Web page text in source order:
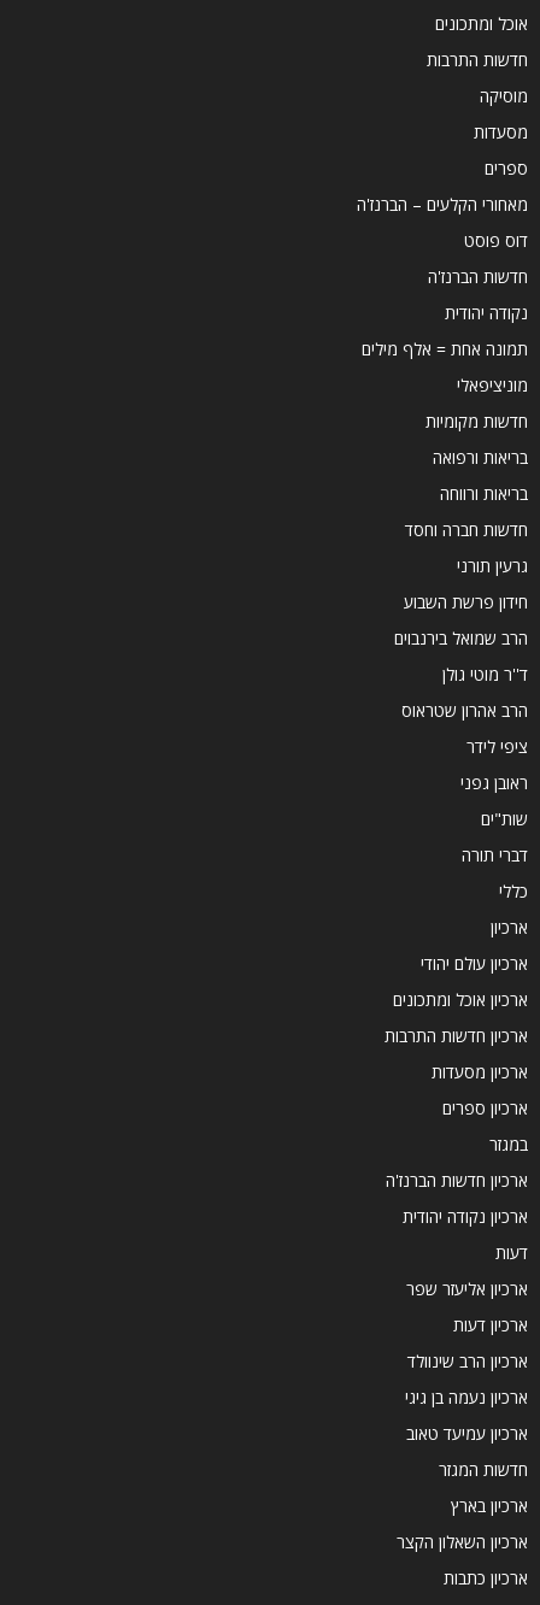
אוכל ומתכונים
חדשות התרבות
מוסיקה
מסעדות
ספרים
מאחורי הקלעים – הברנז'ה
דוס פוסט
חדשות הברנז'ה
נקודה יהודית
תמונה אחת = אלף מילים
מוניציפאלי
חדשות מקומיות
בריאות ורפואה
בריאות ורווחה
חדשות חברה וחסד
גרעין תורני
חידון פרשת השבוע
הרב שמואל בירנבוים
ד''ר מוטי גולן
הרב אהרון שטראוס
ציפי לידר
ראובן גפני
שות"ים
דברי תורה
כללי
ארכיון
ארכיון עולם יהודי
ארכיון אוכל ומתכונים
ארכיון חדשות התרבות
ארכיון מסעדות
ארכיון ספרים
במגזר
ארכיון חדשות הברנז'ה
ארכיון נקודה יהודית
דעות
ארכיון אליעזר שפר
ארכיון דעות
ארכיון הרב שינוולד
ארכיון נעמה בן גיגי
ארכיון עמיעד טאוב
חדשות המגזר
ארכיון בארץ
ארכיון השאלון הקצר
ארכיון כתבות